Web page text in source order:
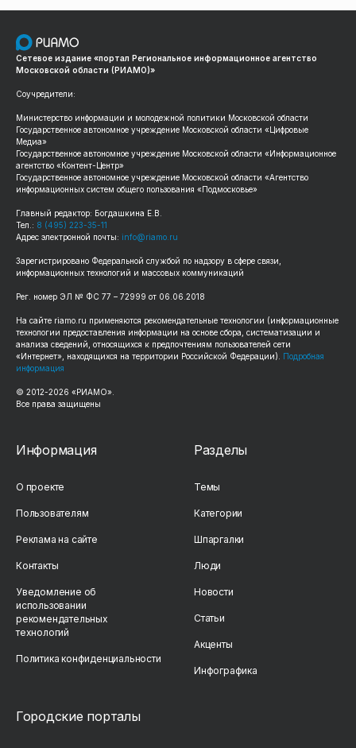
Сетевое издание «портал Региональное информационное агентство
Московской области (РИАМО)»
Соучредители:
Министерство информации и молодежной политики Московской области
Государственное автономное учреждение Московской области «Цифровые
Медиа»
Государственное автономное учреждение Московской области «Информационное
агентство «Контент-Центр»
Государственное автономное учреждение Московской области «Агентство
информационных систем общего пользования «Подмосковье»
Главный редактор: Богдашкина Е.В.
Тел.: 8 (495) 223-35-11
Адрес электронной почты: info@riamo.ru
Зарегистрировано Федеральной службой по надзору в сфере связи,
информационных технологий и массовых коммуникаций
Рег. номер ЭЛ № ФС 77 – 72999 от 06.06.2018
На сайте riamo.ru применяются рекомендательные технологии (информационные
технологии предоставления информации на основе сбора, систематизации и
анализа сведений, относящихся к предпочтениям пользователей сети
«Интернет», находящихся на территории Российской Федерации). Подробная
информация
© 2012-2026 «РИАМО».
Все права защищены
Информация
О проекте
Пользователям
Реклама на сайте
Контакты
Уведомление об
использовании
рекомендательных
технологий
Политика конфиденциальности
Разделы
Темы
Категории
Шпаргалки
Люди
Новости
Статьи
Акценты
Инфографика
Городские порталы